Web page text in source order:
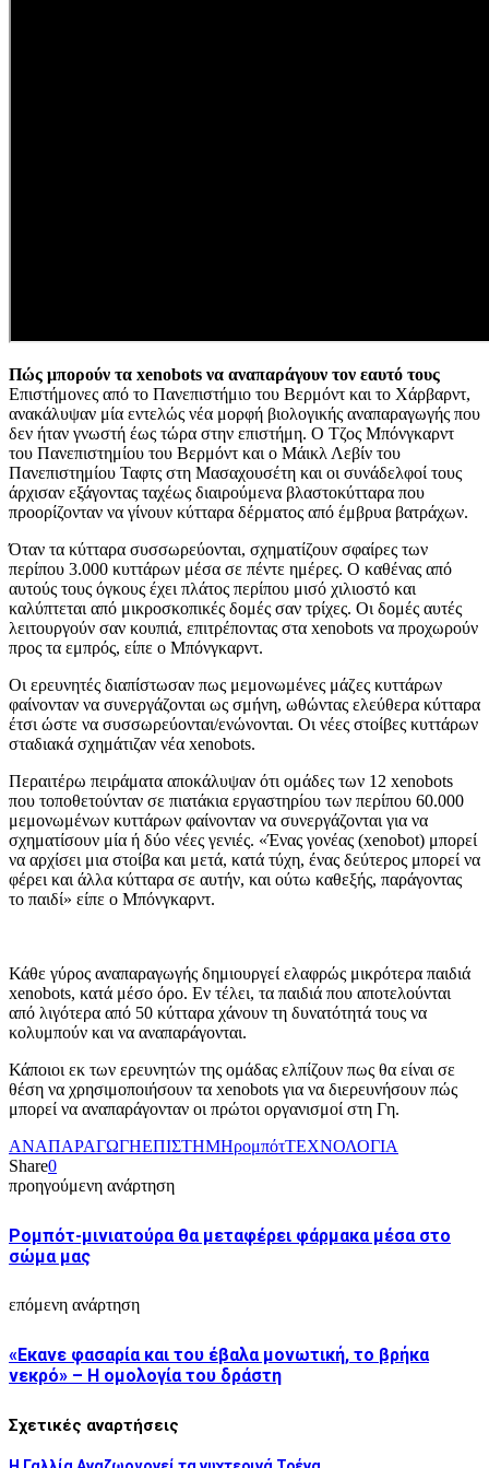
Πώς μπορούν τα xenobots να αναπαράγουν τον εαυτό τους
Επιστήμονες από το Πανεπιστήμιο του Βερμόντ και το Χάρβαρντ,
ανακάλυψαν μία εντελώς νέα μορφή βιολογικής αναπαραγωγής που
δεν ήταν γνωστή έως τώρα στην επιστήμη. Ο Τζος Μπόνγκαρντ
του Πανεπιστημίου του Βερμόντ και ο Μάικλ Λεβίν του
Πανεπιστημίου Ταφτς στη Μασαχουσέτη και οι συνάδελφοί τους
άρχισαν εξάγοντας ταχέως διαιρούμενα βλαστοκύτταρα που
προορίζονταν να γίνουν κύτταρα δέρματος από έμβρυα βατράχων.
Όταν τα κύτταρα συσσωρεύονται, σχηματίζουν σφαίρες των
περίπου 3.000 κυττάρων μέσα σε πέντε ημέρες. Ο καθένας από
αυτούς τους όγκους έχει πλάτος περίπου μισό χιλιοστό και
καλύπτεται από μικροσκοπικές δομές σαν τρίχες. Οι δομές αυτές
λειτουργούν σαν κουπιά, επιτρέποντας στα xenobots να προχωρούν
προς τα εμπρός, είπε ο Μπόνγκαρντ.
Οι ερευνητές διαπίστωσαν πως μεμονωμένες μάζες κυττάρων
φαίνονταν να συνεργάζονται ως σμήνη, ωθώντας ελεύθερα κύτταρα
έτσι ώστε να συσσωρεύονται/ενώνονται. Οι νέες στοίβες κυττάρων
σταδιακά σχημάτιζαν νέα xenobots.
Περαιτέρω πειράματα αποκάλυψαν ότι ομάδες των 12 xenobots
που τοποθετούνταν σε πιατάκια εργαστηρίου των περίπου 60.000
μεμονωμένων κυττάρων φαίνονταν να συνεργάζονται για να
σχηματίσουν μία ή δύο νέες γενιές. «Ένας γονέας (xenobot) μπορεί
να αρχίσει μια στοίβα και μετά, κατά τύχη, ένας δεύτερος μπορεί να
φέρει και άλλα κύτταρα σε αυτήν, και ούτω καθεξής, παράγοντας
το παιδί» είπε ο Μπόνγκαρντ.
Κάθε γύρος αναπαραγωγής δημιουργεί ελαφρώς μικρότερα παιδιά
xenobots, κατά μέσο όρο. Εν τέλει, τα παιδιά που αποτελούνται
από λιγότερα από 50 κύτταρα χάνουν τη δυνατότητά τους να
κολυμπούν και να αναπαράγονται.
Κάποιοι εκ των ερευνητών της ομάδας ελπίζουν πως θα είναι σε
θέση να χρησιμοποιήσουν τα xenobots για να διερευνήσουν πώς
μπορεί να αναπαράγονταν οι πρώτοι οργανισμοί στη Γη.
ΑΝΑΠΑΡΑΓΩΓΗΕΠΙΣΤΗΜΗρομπότΤΕΧΝΟΛΟΓΙΑ
Share0
προηγούμενη ανάρτηση
Ρομπότ-μινιατούρα θα μεταφέρει φάρμακα μέσα στο
σώμα μας
επόμενη ανάρτηση
«Εκανε φασαρία και του έβαλα μονωτική, το βρήκα
νεκρό» – Η ομολογία του δράστη
Σχετικές αναρτήσεις